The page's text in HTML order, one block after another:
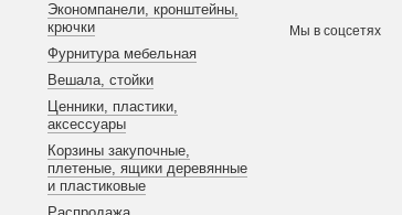
Экономпанели, кронштейны,
крючки
Фурнитура мебельная
Вешала, стойки
Ценники, пластики,
аксессуары
Корзины закупочные,
плетеные, ящики деревянные
и пластиковые
Мы в соцсетях